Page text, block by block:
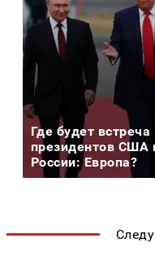
Где будет встреча
президентов США
России: Европа?